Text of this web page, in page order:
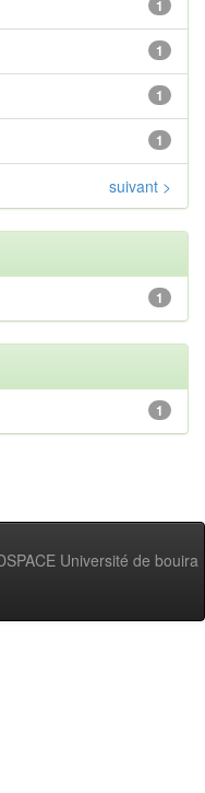
1
1
1
1
suivant >
1
1
Université de bouira